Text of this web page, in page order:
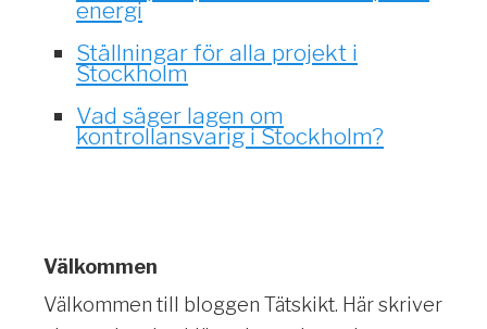
energi
Ställningar för alla projekt i
Stockholm
Vad säger lagen om
kontrollansvarig i Stockholm?
Välkommen
Välkommen till bloggen Tätskikt. Här skriver